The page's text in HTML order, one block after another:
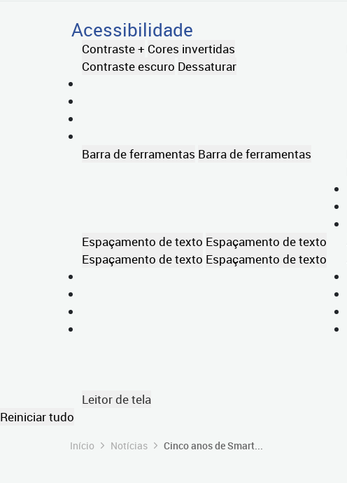
Acessibilidade
Contraste + Cores invertidas
Contraste escuro Dessaturar
Barra de ferramentas Barra de ferramentas
Espaçamento de texto Espaçamento de texto
Espaçamento de texto Espaçamento de texto
Leitor de tela
Reiniciar tudo
Início Notícias Cinco anos de Smart...